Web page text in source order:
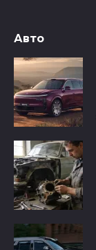
Авто